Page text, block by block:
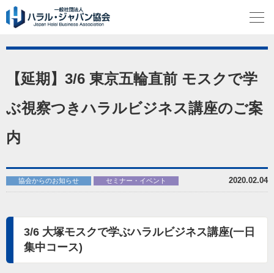
【延期】3/6 東京五輪直前 モスクで学
ぶ視察つきハラルビジネス講座のご案
内
2020.02.04
協会からのお知らせ セミナー・イベント
3/6 大塚モスクで学ぶハラルビジネス講座(一日
集中コース)